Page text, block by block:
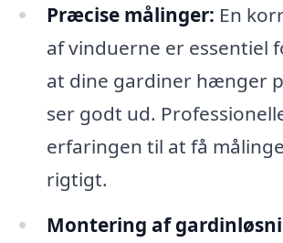
Præcise målinger: En
af vinduerne er essentiel
at dine gardiner hænger
ser godt ud.
erfaringen til at få
rigtigt.
Montering af